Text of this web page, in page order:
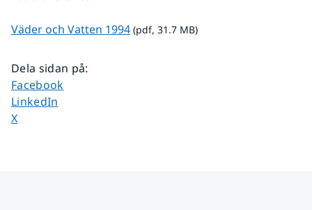
Väder och Vatten 1994pdf, 31.7 MB.
(pdf, 31.7 MB)
Dela sidan på:
Dela sidan på
Facebook
Dela sidan på
LinkedIn
Dela sidan på
X